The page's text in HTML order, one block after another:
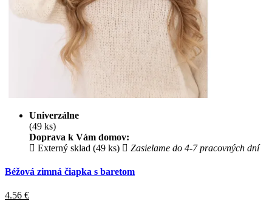
Univerzálne
(49 ks)
Doprava k Vám domov:
Externý sklad (49 ks)
Zasielame do 4-7 pracovných dní
Béžová zimná čiapka s baretom
4.56 €